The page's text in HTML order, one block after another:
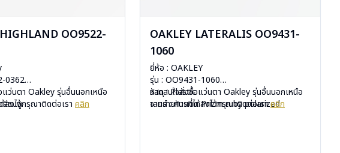
OO9522-
0362
สีชมพู
แว่นตา Oakley รุ่นอื่นนอกเหนือ
ลงไว้กรุณาติดต่อเรา คลิก
OAKLEY LATERALIS OO9431-
1060
ยี่ห้อ : OAKLEY
รุ่น : OO9431-1060
วัสดุ : Plastic
เลนส์ : กันแดด Prizm ruby polarized
หากสนใจสั่งชื้อแว่นตา Oakley รุ่นอื่นนอกเหนือ
จากรายการที่ได้ลงไว้กรุณาติดต่อเราคลิก